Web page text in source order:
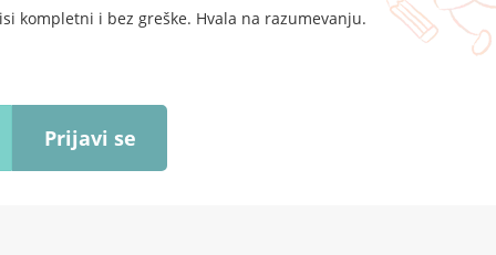
kompletni i bez greške. Hvala na razumevanju.
Prijavi se